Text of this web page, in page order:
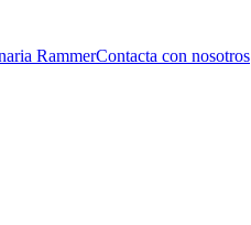
RammerContacta con nosotros